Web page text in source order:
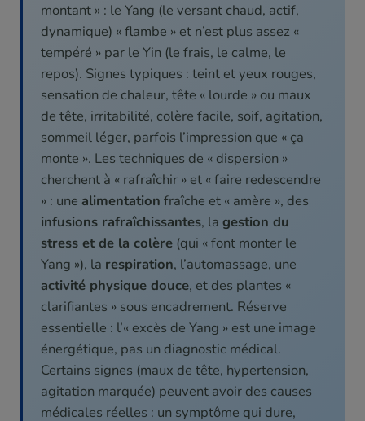
montant » : le Yang (le versant chaud, actif,
dynamique) « flambe » et n’est plus assez «
tempéré » par le Yin (le frais, le calme, le
repos). Signes typiques : teint et yeux rouges,
sensation de chaleur, tête « lourde » ou maux
de tête, irritabilité, colère facile, soif, agitation,
sommeil léger, parfois l’impression que « ça
monte ». Les techniques de « dispersion »
cherchent à « rafraîchir » et « faire redescendre
» : une alimentation fraîche et « amère », des
infusions rafraîchissantes, la gestion du
stress et de la colère (qui « font monter le
Yang »), la respiration, l’automassage, une
activité physique douce, et des plantes «
clarifiantes » sous encadrement. Réserve
essentielle : l’« excès de Yang » est une image
énergétique, pas un diagnostic médical.
Certains signes (maux de tête, hypertension,
agitation marquée) peuvent avoir des causes
médicales réelles : un symptôme qui dure,